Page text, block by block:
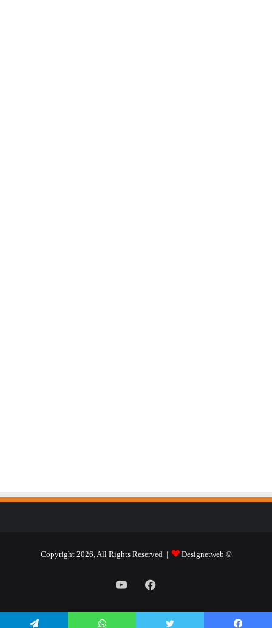
© Copyright 2026, All Rights Reserved |
Designetweb
فيسبوك